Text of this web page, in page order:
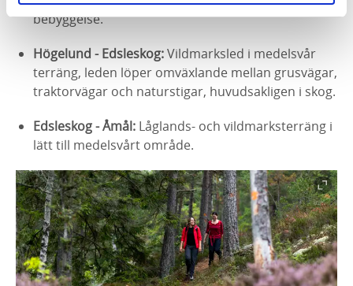
bebyggelse.
Högelund - Edsleskog:Vildmarksled i medelsvår
terräng, leden löper omväxlande mellan grusvägar,
traktorvägar och naturstigar, huvudsakligen i skog.
Edsleskog - Åmål: Låglands- och vildmarksterräng i
lätt till medelsvårt område.